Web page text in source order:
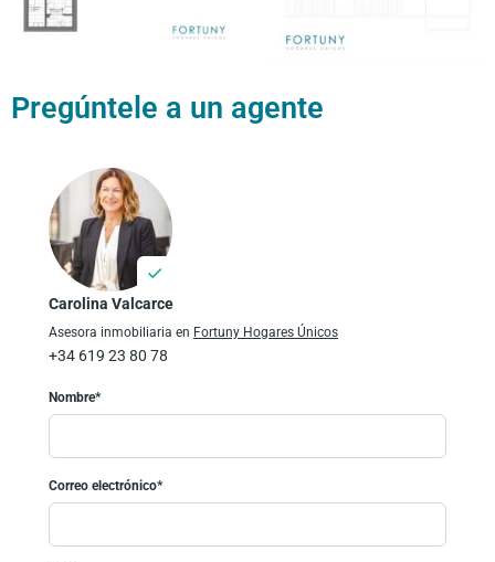
Pregúntele a un agente
Carolina Valcarce
Asesora inmobiliaria en Fortuny Hogares Únicos
+34 619 23 80 78
Nombre*
Correo electrónico*